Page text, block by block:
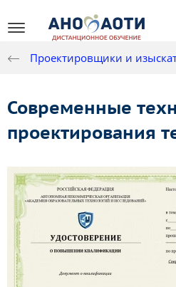
Проектировщики и
Современные
проектирования